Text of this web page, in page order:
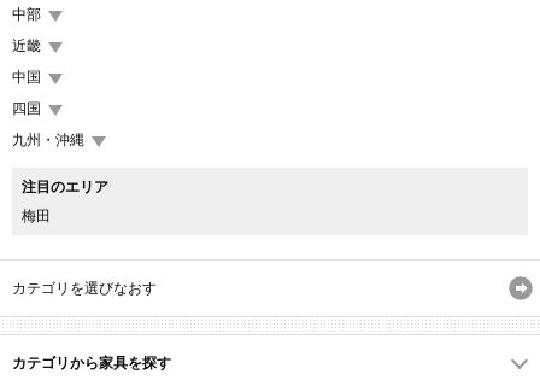
中部
近畿
中国
四国
九州・沖縄
注目のエリア
梅田
カテゴリを選びなおす
カテゴリから家具を探す